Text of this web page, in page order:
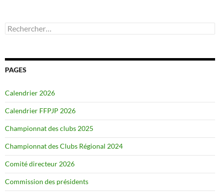
Rechercher :
PAGES
Calendrier 2026
Calendrier FFPJP 2026
Championnat des clubs 2025
Championnat des Clubs Régional 2024
Comité directeur 2026
Commission des présidents